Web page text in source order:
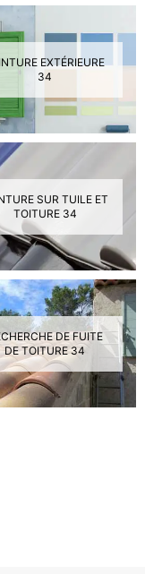
EXTÉRIEURE
34
SUR TUILE ET
TOITURE 34
DE FUITE
DE TOITURE 34